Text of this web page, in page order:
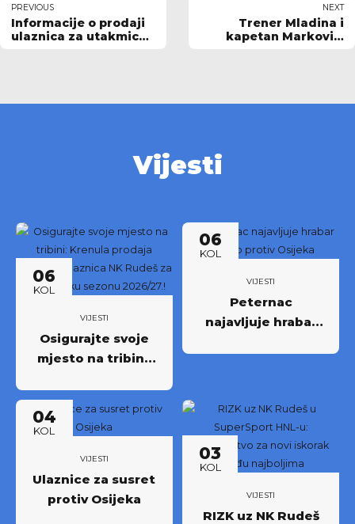
PREVIOUS
Informacije o prodaji
ulaznica za utakmicu
NEXT
Trener Mladina i
kapetan Marković:
Vijesti
06
KOL
VIJESTI
Osigurajte svoje
mjesto na tribini:
godišnjih ulaznica
NK Rudeš za
prvoligašku
sezonu 2026/27.!
06
KOL
VIJESTI
Peternac
najavljuje hrabar
04
KOL
VIJESTI
Ulaznice za susret
protiv Osijeka
03
KOL
VIJESTI
RIZK uz NK Rudeš